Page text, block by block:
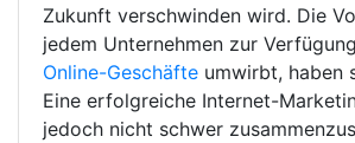
Zukunft verschwinden wird. Die
jedem Unternehmen zur
Online-Geschäfte umwirbt, haben
Eine erfolgreiche Internet-
jedoch nicht schwer